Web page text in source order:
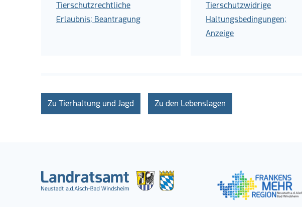
Tierschutzrechtliche
Erlaubnis; Beantragung
Tierschutzwidrige
Haltungsbedingungen;
Anzeige
Zu Tierhaltung und Jagd Zu den Lebenslagen